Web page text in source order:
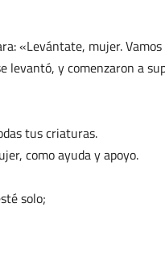
«Levántate, mujer.
levantó, y comenzaron a
tus criaturas.
como ayuda y apoyo.
solo;